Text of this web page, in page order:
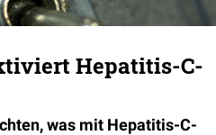
Hepatitis-C-
was mit Hepatitis-C-